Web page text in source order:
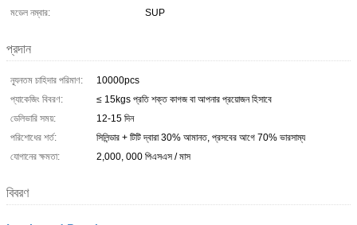
মডেল নম্বার:
SUP
প্রদান
ন্যূনতম চাহিদার পরিমাণ:
10000pcs
প্যাকেজিং বিবরণ:
≤ 15kgs প্রতি শক্ত কাগজ বা আপনার প্রয়োজন হিসাবে
ডেলিভারি সময়:
12-15 দিন
পরিশোধের শর্ত:
সিলিন্ডার + টিটি দ্বারা 30% আমানত, প্রসবের আগে 70% ভারসাম্য
যোগানের ক্ষমতা:
2,000, 000 পিএসএস / মাস
বিবরণ